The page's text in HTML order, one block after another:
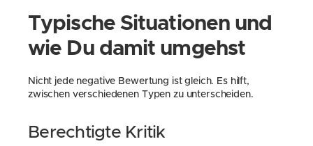
Typische Situationen und
wie Du damit umgehst
Nicht jede negative Bewertung ist gleich. Es hilft,
zwischen verschiedenen Typen zu unterscheiden.
Berechtigte Kritik